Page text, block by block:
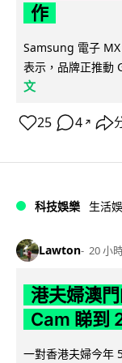
作
Samsung 電子
表示，品牌正推動
文
25 4 ↗
科技娛樂 生活
Lawton 20 小
港夫婦澳
Cam 睇到
一對香港夫婦今年